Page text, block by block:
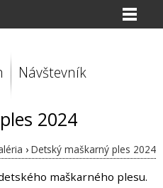
Návštevník
2024
› Detský maškarný ples 2024
maškarného plesu.